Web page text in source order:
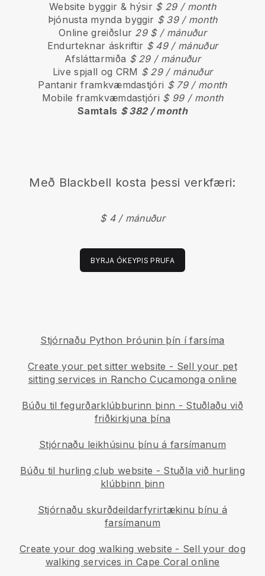
Website byggir & hýsir $ 29 / month
Þjónusta mynda byggir $ 39 / month
Online greiðslur 29 $ / mánuður
Endurteknar áskriftir $ 49 / mánuður
Afsláttarmiða $ 29 / mánuður
Live spjall og CRM $ 29 / mánuður
Pantanir framkvæmdastjóri $ 79 / month
Mobile framkvæmdastjóri $ 99 / month
Samtals $ 382 / month
Með Blackbell kosta þessi verkfæri:
$ 4 / mánuður
BYRJA ÓKEYPIS PRUFA
Stjórnaðu Python Þróunin þín í farsíma
Create your pet sitter website - Sell your pet
sitting services in Rancho Cucamonga online
Búðu til fegurðarklúbburinn þinn - Stuðlaðu við
friðkirkjuna þína
Stjórnaðu leikhúsinu þínu á farsímanum
Búðu til hurling club website - Stuðla við hurling
klúbbinn þinn
Stjórnaðu skurðdeildarfyrirtækinu þínu á
farsímanum
Create your dog walking website - Sell your dog
walking services in Cape Coral online